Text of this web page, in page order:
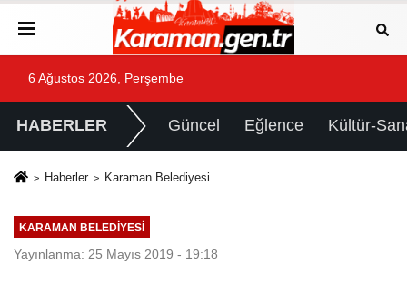
6 Ağustos 2026, Perşembe
HABERLER Güncel Eğlence Kültür-
Haberler Karaman Belediyesi
KARAMAN BELEDIYESI
Yayınlanma: 25 Mayıs 2019 - 19:18